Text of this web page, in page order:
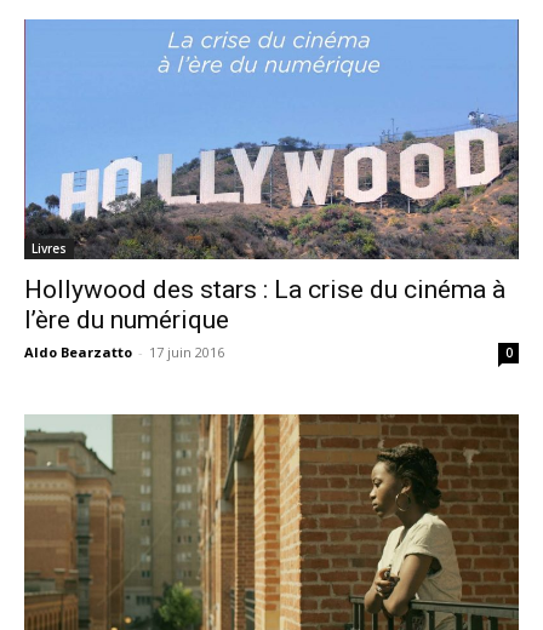
Livres
Hollywood des stars : La crise du cinéma à
l’ère du numérique
Aldo Bearzatto - 17 juin 2016 0